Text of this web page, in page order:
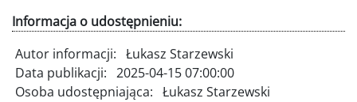
Informacja o udostępnieniu:
Autor informacji: Łukasz Starzewski
Data publikacji: 2025-04-15 07:00:00
Osoba udostępniająca: Łukasz Starzewski